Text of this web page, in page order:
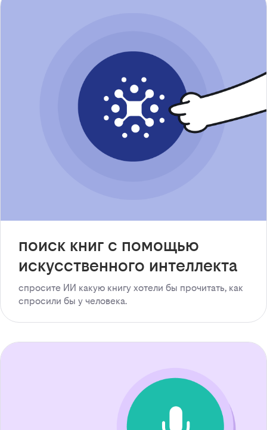
поиск книг с помощью
искусственного интеллекта
спросите ИИ какую книгу хотели бы прочитать, как
спросили бы у человека.